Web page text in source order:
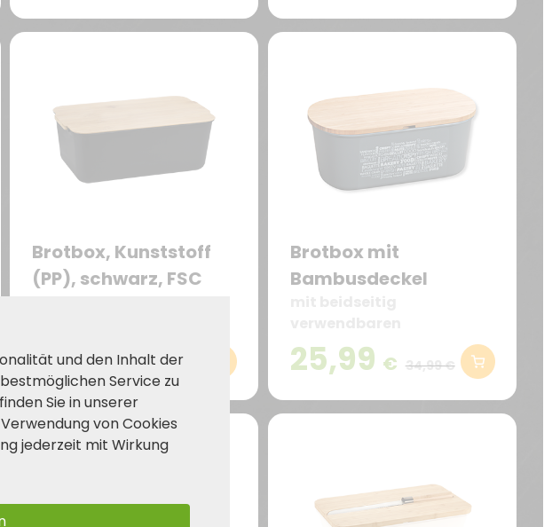
nutzbar (34 x 18 cm).
nutzbar (34 x 18 cm).
Brotbox, Kunststoff
(PP), schwarz, FSC
27,99 €
Brotbox mit
Bambusdeckel
Schneidebrett aus FSC®-
Bambus
25,99 € 34,99 €
und den Inhalt der
Service zu
Sie in unserer
von Cookies
jederzeit mit Wirkung